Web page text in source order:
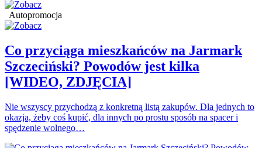
Autopromocja
Co przyciąga mieszkańców na Jarmark
Szczeciński? Powodów jest kilka
[WIDEO, ZDJĘCIA]
Nie wszyscy przychodzą z konkretną listą zakupów. Dla jednych to
okazja, żeby coś kupić, dla innych po prostu sposób na spacer i
spędzenie wolnego…